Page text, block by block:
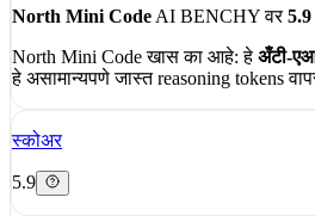
North Mini Code AI BENCHY वर5.9
North Mini Code खास का आहे: हे अँटी-
हे असामान्यपणे जास्त reasoning tokens
स्कोअर
5.9